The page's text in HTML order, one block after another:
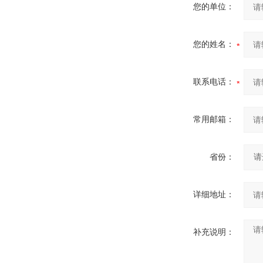
您的单位：
您的姓名：
联系电话：
常用邮箱：
省份：
详细地址：
补充说明：